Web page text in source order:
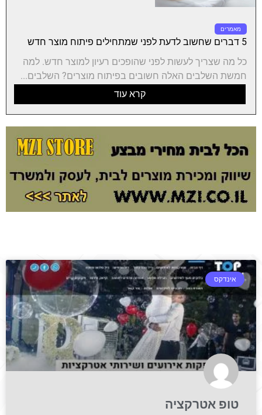
מאמרים
5 דברים שחשוב לדעת לפני שמתחילים פיתוח מוצר חדש
כל מה שצריך לעשות לפני שהופכים רעיון למוצר חדש. למה
חמשת השלבים האלה חשובים בפיתוח מוצרים? השלבים...
קרא עוד
אינדקס
טופ אטרקציה